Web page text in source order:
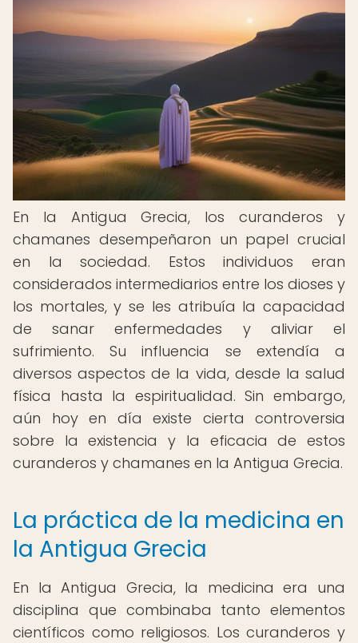
En la Antigua Grecia, los curanderos y
chamanes desempeñaron un papel crucial
en la sociedad. Estos individuos eran
considerados intermediarios entre los dioses y
los mortales, y se les atribuía la capacidad
de sanar enfermedades y aliviar el
sufrimiento. Su influencia se extendía a
diversos aspectos de la vida, desde la salud
física hasta la espiritualidad. Sin embargo,
aún hoy en día existe cierta controversia
sobre la existencia y la eficacia de estos
curanderos y chamanes en la Antigua Grecia.
La práctica de la medicina en
la Antigua Grecia
En la Antigua Grecia, la medicina era una
disciplina que combinaba tanto elementos
científicos como religiosos. Los curanderos y